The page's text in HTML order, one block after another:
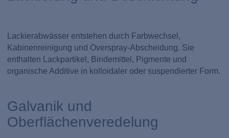
Lackierabwässer entstehen durch Farbwechsel,
Kabinenreinigung und Overspray-Abscheidung. Sie
enthalten Lackpartikel, Bindemittel, Pigmente und
organische Additive in kolloidaler oder suspendierter Form.
Galvanik und
Oberflächenveredelung